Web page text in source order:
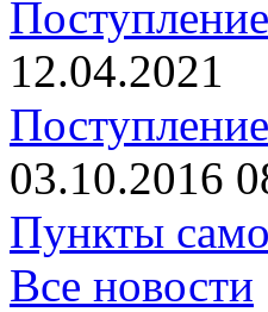
12.04.2021
03.10.2016
Пункты
Все новости